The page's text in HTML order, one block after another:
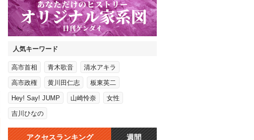
人気キーワード
高市首相 青木歌音 清水アキラ
高市政権 黄川田仁志 板東英二
Hey! Say! JUMP 山崎怜奈 女性
吉川ひなの
アクセスランキング 週間